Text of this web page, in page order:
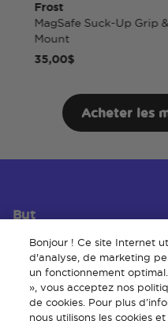
Frost
MagSafe Suck-Up Grip &
Mount
35,00$
Acheter les
But
Service client
Bonjour ! Ce site Internet
d'analyse, de marketing
un fonctionnement
», vous acceptez nos
de cookies. Pour plus
nous utilisons les cookies